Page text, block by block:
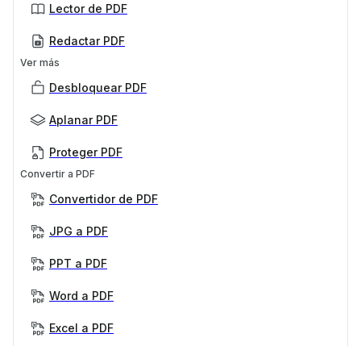
Lector de PDF
Redactar PDF
Ver más
Desbloquear PDF
Aplanar PDF
Proteger PDF
Convertir a PDF
Convertidor de PDF
JPG a PDF
PPT a PDF
Word a PDF
Excel a PDF